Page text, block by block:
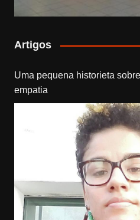
Artigos
Uma pequena historieta
empatia